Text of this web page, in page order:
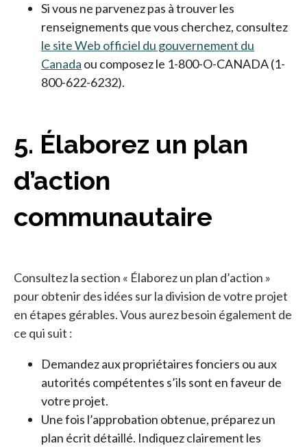
Si vous ne parvenez pas à trouver les
renseignements que vous cherchez, consultez
le site Web officiel du gouvernement du
Canada ou composez le 1-800-O-CANADA (1-
800-622-6232).
5. Élaborez un plan
d’action
communautaire
Consultez la section « Élaborez un plan d’action »
pour obtenir des idées sur la division de votre projet
en étapes gérables. Vous aurez besoin également de
ce qui suit :
Demandez aux propriétaires fonciers ou aux
autorités compétentes s’ils sont en faveur de
votre projet.
Une fois l’approbation obtenue, préparez un
plan écrit détaillé. Indiquez clairement les